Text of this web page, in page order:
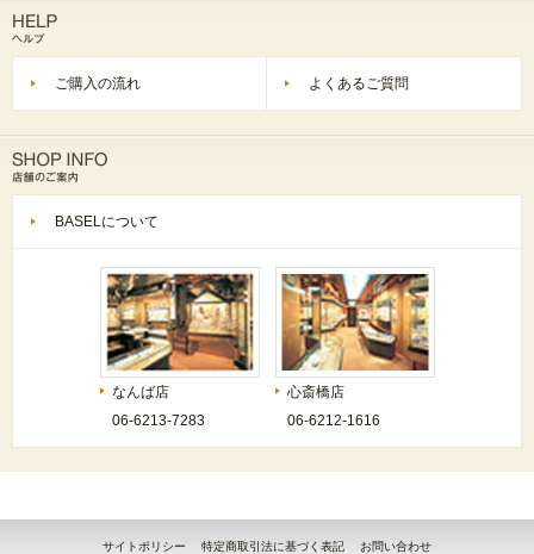
ご購入の流れ よくあるご質問
BASELについて
なんば店
06-6213-7283
心斎橋店
06-6212-1616
サイトポリシー 特定商取引法に基づく表記 お問い合わせ